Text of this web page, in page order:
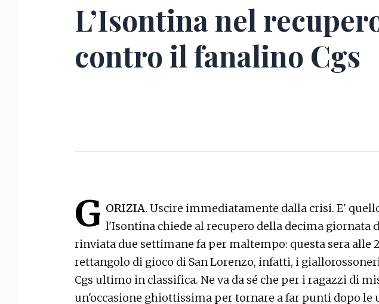
L’Isontina nel
contro il fanalino Cgs
G ORIZIA. Uscire immediatamente dalla crisi. E'
l'Isontina chiede al recupero della decima giornata
rinviata due settimane fa per maltempo: questa sera alle
rettangolo di gioco di San Lorenzo, infatti, i
Cgs ultimo in classifica. Ne va da sé che per i ragazzi di
un'occasione ghiottissima per tornare a far punti dopo le